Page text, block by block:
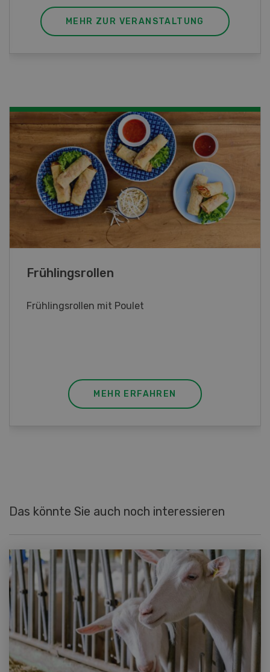
MEHR ZUR VERANSTALTUNG
Frühlingsrollen
Frühlingsrollen mit Poulet
MEHR ERFAHREN
Das könnte Sie auch noch interessieren